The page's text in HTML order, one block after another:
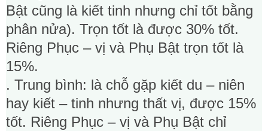
Bật cũng là kiết tinh nhưng chỉ tốt bằng
phân nửa). Trọn tốt là được 30% tốt.
Riêng Phục – vị và Phụ Bật trọn tốt là
15%.
. Trung bình: là chỗ gặp kiết du – niên
hay kiết – tinh nhưng thất vị, được 15%
tốt. Riêng Phục – vị và Phụ Bật chỉ